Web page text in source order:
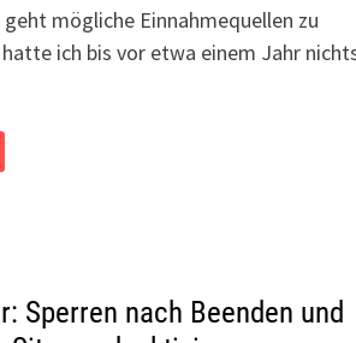
mögliche Einnahmequellen zu
ich bis vor etwa einem Jahr
Sperren nach Beenden und